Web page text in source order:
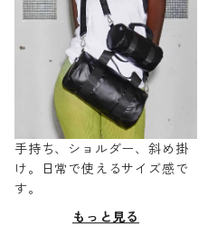
手持ち、ショルダー、斜め掛
け。日常で使えるサイズ感で
す。
もっと見る